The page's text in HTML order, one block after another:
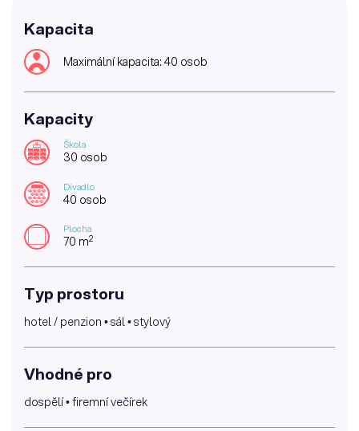
Kapacita
Maximální kapacita: 40 osob
Kapacity
Škola
30 osob
Divadlo
40 osob
Plocha
70 m2
Typ prostoru
hotel / penzion • sál • stylový
Vhodné pro
dospělí • firemní večírek